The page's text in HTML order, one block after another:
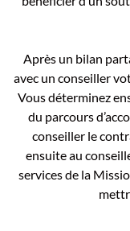
Après un bilan
avec un conseiller
Vous déterminez
du parcours
conseiller le
ensuite au
services de la